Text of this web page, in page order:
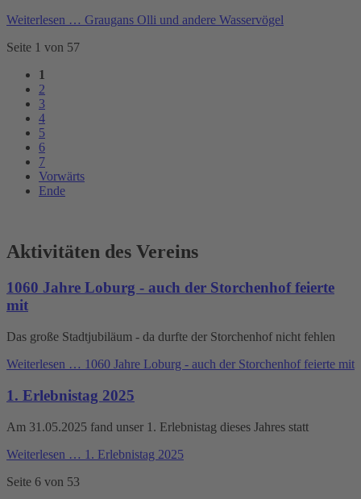
Weiterlesen … Graugans Olli und andere Wasservögel
Seite 1 von 57
1
2
3
4
5
6
7
Vorwärts
Ende
Aktivitäten des Vereins
1060 Jahre Loburg - auch der Storchenhof feierte
mit
Das große Stadtjubiläum - da durfte der Storchenhof nicht fehlen
Weiterlesen … 1060 Jahre Loburg - auch der Storchenhof feierte mit
1. Erlebnistag 2025
Am 31.05.2025 fand unser 1. Erlebnistag dieses Jahres statt
Weiterlesen … 1. Erlebnistag 2025
Seite 6 von 53